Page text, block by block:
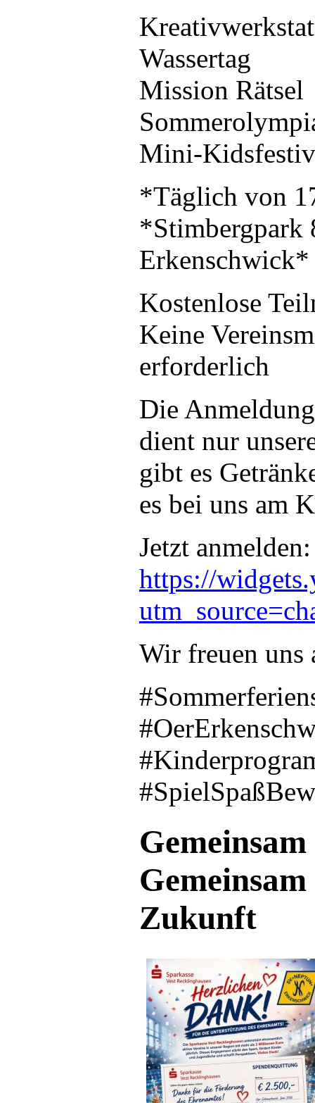
Wassertag
Mission Rätsel
Mini-
*Täglich von
*Stimbergpark
Erkenschwick*
Kostenlose
Keine
erforderlich
Die
dient nur
gibt es
es bei uns am
Jetzt anmelden:
https://
Wir freuen
Zukunft